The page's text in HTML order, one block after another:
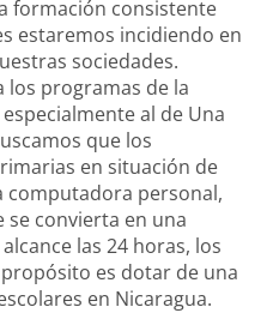
formación consistente
estaremos incidiendo en
sociedades.
los programas de la
al de Una
que los
en situación de
computadora personal,
se convierta en una
las 24 horas, los
es dotar de una
en Nicaragua.